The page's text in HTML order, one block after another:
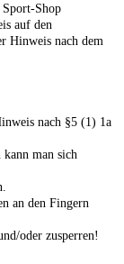
Shop
auf den
Hinweis nach dem
nach §5 (1) 1a
man sich
an den Fingern
oder zusperren!